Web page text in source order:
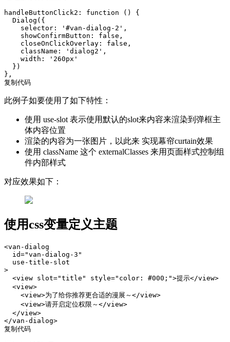
handleButtonClick2: function () {
  Dialog({
    selector: '#van-dialog-2',
    showConfirmButton: false,
    closeOnClickOverlay: false,
    className: 'dialog2',
    width: '260px'
  })
},
复制代码
此例子如要使用了如下特性：
使用 use-slot 表示使用默认的slot来内容来渲染到弹框主
体内容位置
渲染的内容为一张图片，以此来 实现幕帘curtain效果
使用 className 这个 externalClasses 来用页面样式控制组
件内部样式
对应效果如下：
使用css变量定义主题
<van-dialog
  id="van-dialog-3"
  use-title-slot
>
  <view slot="title" style="color: #000;">提示</view>
  <view>
    <view>为了给你推荐更合适的漫展～</view>
    <view>请开启定位权限～</view>
  </view>
</van-dialog>
复制代码